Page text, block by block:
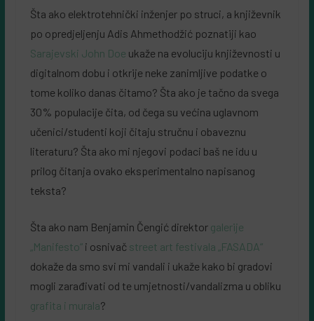
Šta ako elektrotehnički inženjer po struci, a književnik
po opredjeljenju Adis Ahmethodžić poznatiji kao
Sarajevski John Doe ukaže na evoluciju književnosti u
digitalnom dobu i otkrije neke zanimljive podatke o
tome koliko danas čitamo? Šta ako je tačno da svega
30% populacije čita, od čega su većina uglavnom
učenici/studenti koji čitaju stručnu i obaveznu
literaturu? Šta ako mi njegovi podaci baš ne idu u
prilog čitanja ovako eksperimentalno napisanog
teksta?
Šta ako nam Benjamin Čengić direktor galerije
„Manifesto“i osnivač street art festivala „FASADA“
dokaže da smo svi mi vandali i ukaže kako bi gradovi
mogli zarađivati od te umjetnosti/vandalizma u obliku
grafita i murala?